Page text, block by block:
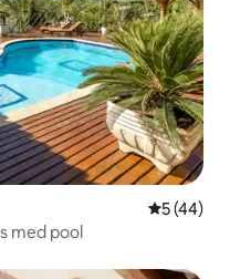
5 av 5 i
5 (44)
med pool